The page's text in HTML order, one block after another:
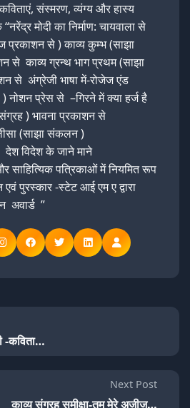
संस्मरण, व्यंग्य और हास्य
मोदी का निर्माण: चायवाला से
प्रकाशन से ) काव्य कुम्भ (साझा
से काव्य ग्रन्थ भाग प्रथम (साझा
से अंग्रेजी भाषा में-रोजेज एंड
नोशन प्रेस से –गिरने में क्या हर्ज है
) भावना प्रकाशन से
(साझा संकलन )
विदेश के जाने माने
साहित्यिक पत्रिकाओं में नियमित रूप
पुरस्कार -स्टेट आई एम ए द्वारा
अवार्ड ”
-कविता…
Next Post
काव्य संग्रह समीक्षा-तुम मेरे अज़ीज़…